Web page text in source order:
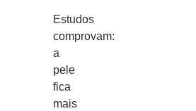
Estudos
comprovam:
a
pele
fica
mais